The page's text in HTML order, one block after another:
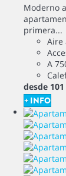
Moderno
primera...
Aire
A
desde
+ INFO